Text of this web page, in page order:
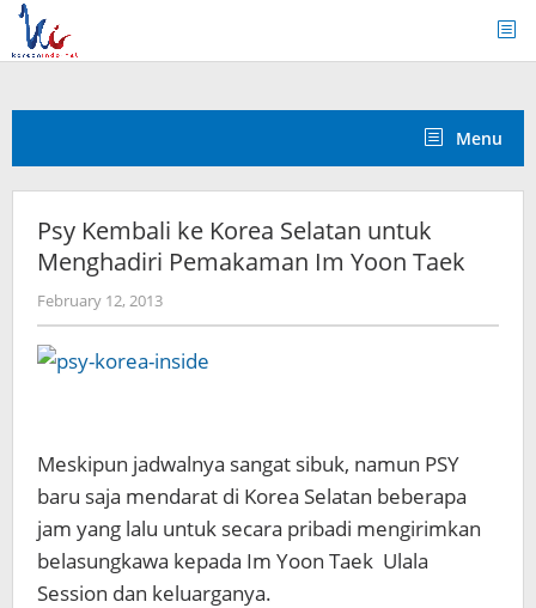
Skip
content
Menu
Psy Kembali ke Korea Selatan untuk
Menghadiri Pemakaman Im Yoon Taek
February 12, 2013by
Koreanindo
Meskipun jadwalnya sangat sibuk, namun PSY
baru saja mendarat di Korea Selatan beberapa
jam yang lalu untuk secara pribadi mengirimkan
belasungkawa kepada Im Yoon Taek Ulala
Session dan keluarganya.